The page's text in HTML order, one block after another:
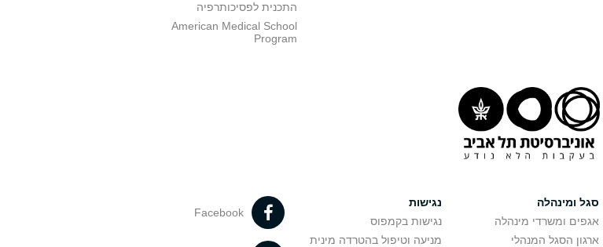
התכנית לפסיכותרפיה
American Medical School
Program
סגל ומינהלה
אגפים ומשרדי מינהלה
ארגון הסגל המנהלי
נגישות
נגישות בקמפוס
מניעה וטיפול בהטרדה מינית
Facebook